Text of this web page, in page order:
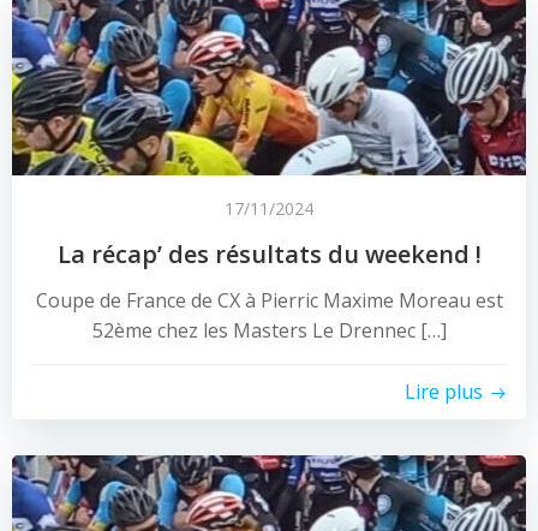
17/11/2024
La récap’ des résultats du weekend !
Coupe de France de CX à Pierric Maxime Moreau est
52ème chez les Masters Le Drennec […]
Lire plus